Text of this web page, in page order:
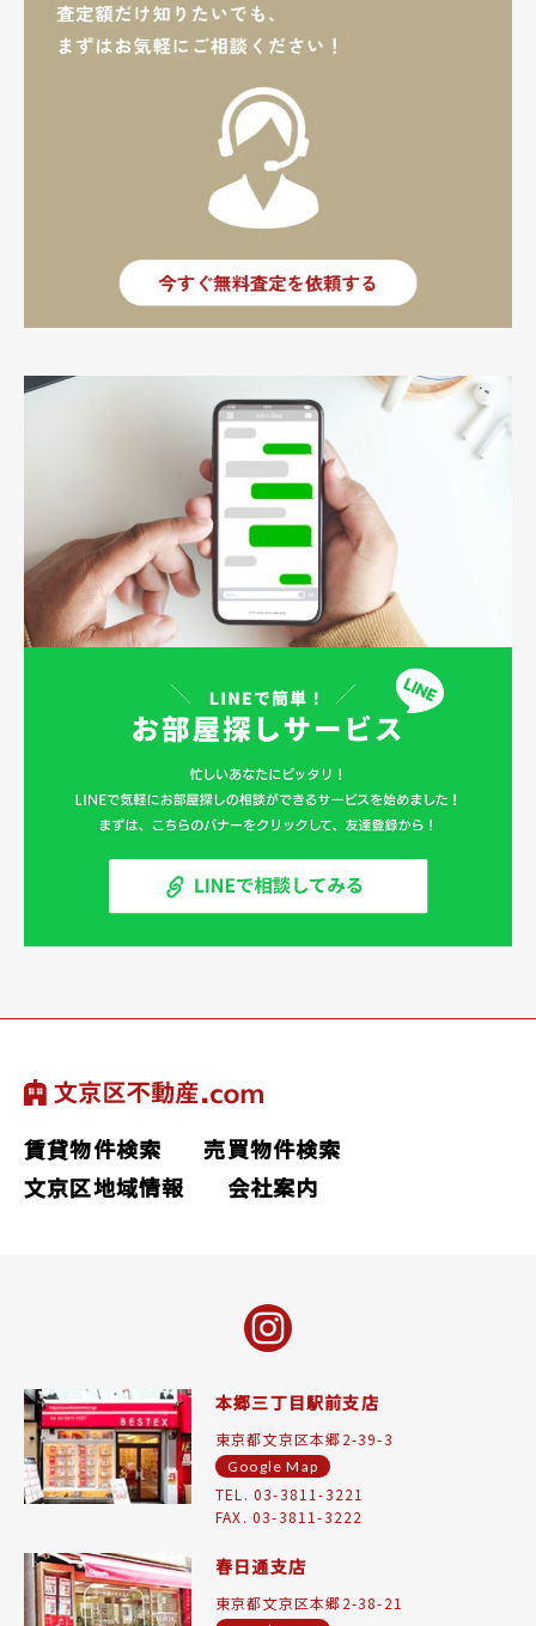
賃貸物件検索
売買物件検索
文京区地域情報
会社案内
本郷三丁目駅前支店
東京都文京区本郷2-39-3
Google Map
TEL. 03-3811-3221
FAX. 03-3811-3222
春日通支店
東京都文京区本郷2-38-21